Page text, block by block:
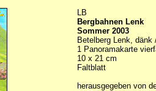
LB
Bergbahnen Lenk
Sommer 2003
Betelberg Lenk,
1 Panoramakarte
10 x 21 cm
Faltblatt
herausgegeben von